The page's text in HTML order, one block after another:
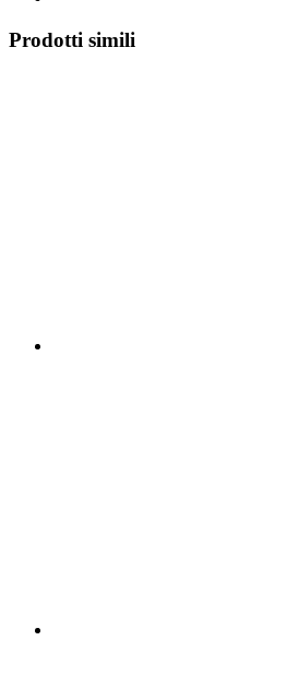
Prodotti simili